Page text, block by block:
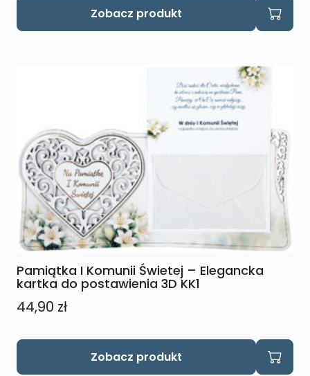
Zobacz produkt
Ten
wybrać
na
stronie
produktu
Pamiątka I Komunii Świetej – Elegancka
kartka do postawienia 3D KK1
44,90 zł
Zobacz produkt